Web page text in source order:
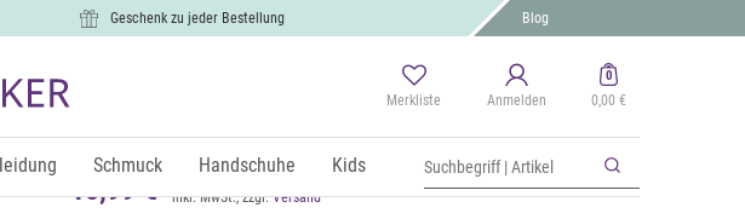
Geschenk zu jeder Bestellung Blog
Merkliste Anmelden
0
0,00 €
Schmuck Handschuhe Kids
3 in 1 Touchscreen Stoff Handschuhe mit
abnehmbarer Strick Manschette
15,99 €
inkl. MwSt., zzgl.Versand